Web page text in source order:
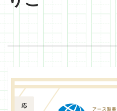
応募要項